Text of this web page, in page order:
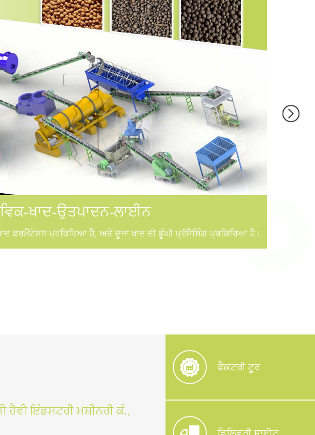
ਖਾਦ-ਉਤਪਾਦਨ-ਲਾਈਨ
ਫਰਮੈਂਟੇਸ਼ਨ ਪ੍ਰਕਿਰਿਆ ਹੈ, ਅਤੇ ਦੂਜਾ ਖਾਦ ਦੀ ਡੂੰਘੀ ਪ੍ਰੋਸੈਸਿੰਗ ਪ੍ਰਕਿਰਿਆ ਹੈ।
ਹੈਵੀ ਇੰਡਸਟਰੀ ਮਸ਼ੀਨਰੀ ਕੰ.,
ਫੈਕਟਰੀ ਟੂਰ